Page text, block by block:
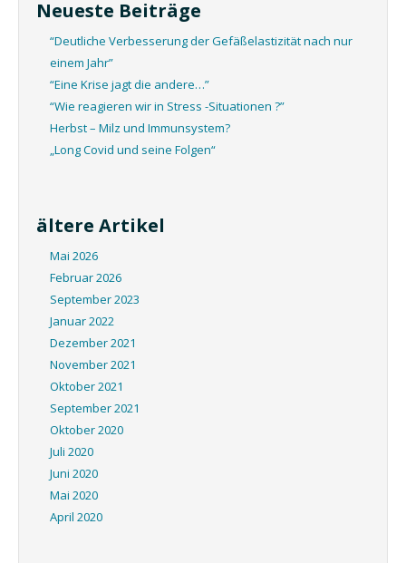
Neueste Beiträge
“Deutliche Verbesserung der Gefäßelastizität nach nur
einem Jahr”
“Eine Krise jagt die andere…”
“Wie reagieren wir in Stress -Situationen ?”
Herbst – Milz und Immunsystem?
„Long Covid und seine Folgen“
ältere Artikel
Mai 2026
Februar 2026
September 2023
Januar 2022
Dezember 2021
November 2021
Oktober 2021
September 2021
Oktober 2020
Juli 2020
Juni 2020
Mai 2020
April 2020